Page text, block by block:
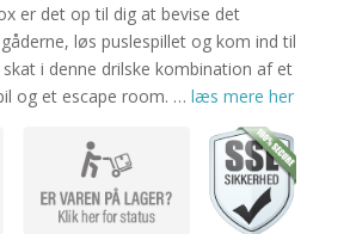
er det op til dig at bevise det
løs puslespillet og kom ind til
skat i denne drilske kombination af et
og et escape room. … læs mere her